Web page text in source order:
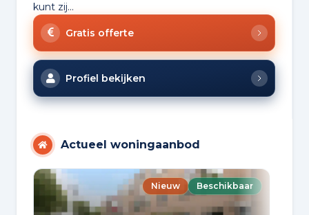
kunt zij...
Gratis offerte
Profiel bekijken
Actueel woningaanbod
Nieuw Beschikbaar